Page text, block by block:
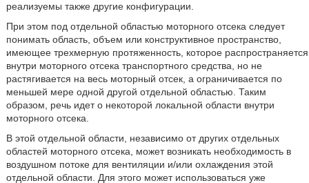
реализуемы также другие конфигурации.
При этом под отдельной областью моторного отсека следует
понимать область, объем или конструктивное пространство,
имеющее трехмерную протяженность, которое распространяется
внутри моторного отсека транспортного средства, но не
растягивается на весь моторный отсек, а ограничивается по
меньшей мере одной другой отдельной областью. Таким
образом, речь идет о некоторой локальной области внутри
моторного отсека.
В этой отдельной области, независимо от других отдельных
областей моторного отсека, может возникать необходимость в
воздушном потоке для вентиляции и/или охлаждения этой
отдельной области. Для этого может использоваться уже